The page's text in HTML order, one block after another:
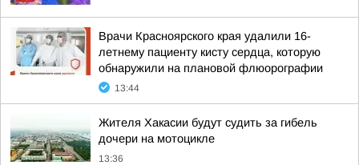
Врачи Красноярского края удалили 16-
летнему пациенту кисту сердца, которую
обнаружили на плановой флюорографии
13:44
Жителя Хакасии будут судить за гибель
дочери на мотоцикле
13:36